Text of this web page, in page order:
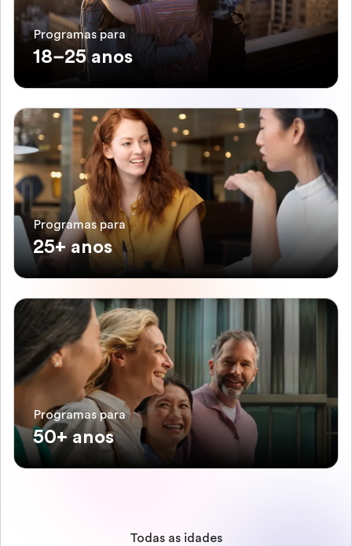
Programas para
18–25 anos
Programas para
25+ anos
Programas para
50+ anos
Todas as idades